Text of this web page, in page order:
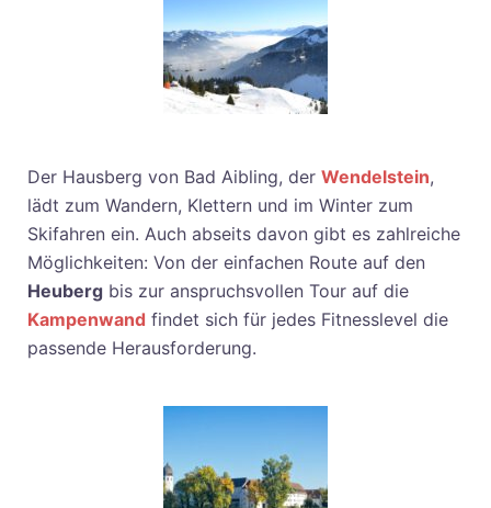
Der Hausberg von Bad Aibling, der Wendelstein,
lädt zum Wandern, Klettern und im Winter zum
Skifahren ein. Auch abseits davon gibt es zahlreiche
Möglichkeiten: Von der einfachen Route auf den
Heuberg bis zur anspruchsvollen Tour auf die
Kampenwand findet sich für jedes Fitnesslevel die
passende Herausforderung.